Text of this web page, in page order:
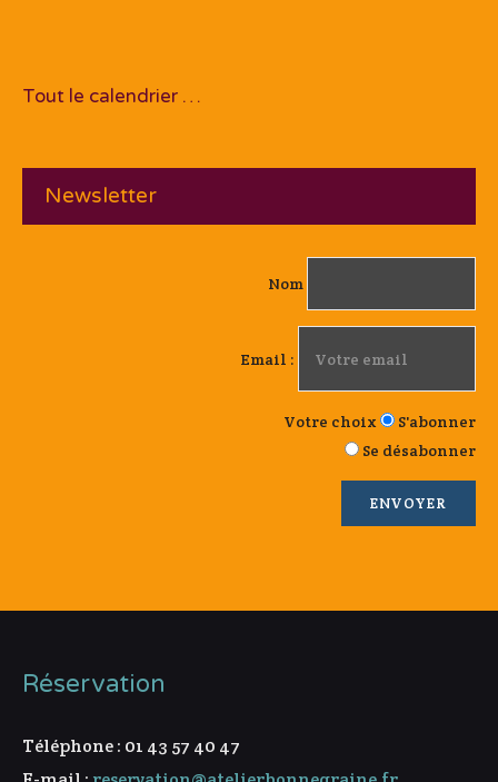
Tout le calendrier …
Newsletter
Nom
Email :
Votre choix
S'abonner
Se désabonner
Réservation
Téléphone : 01 43 57 40 47